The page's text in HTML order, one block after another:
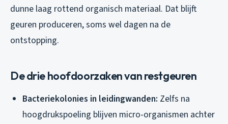
dunne laag rottend organisch materiaal. Dat blijft
geuren produceren, soms wel dagen na de
ontstopping.
De drie hoofdoorzaken van restgeuren
Bacteriekolonies in leidingwanden: Zelfs na
hoogdrukspoeling blijven micro-organismen achter